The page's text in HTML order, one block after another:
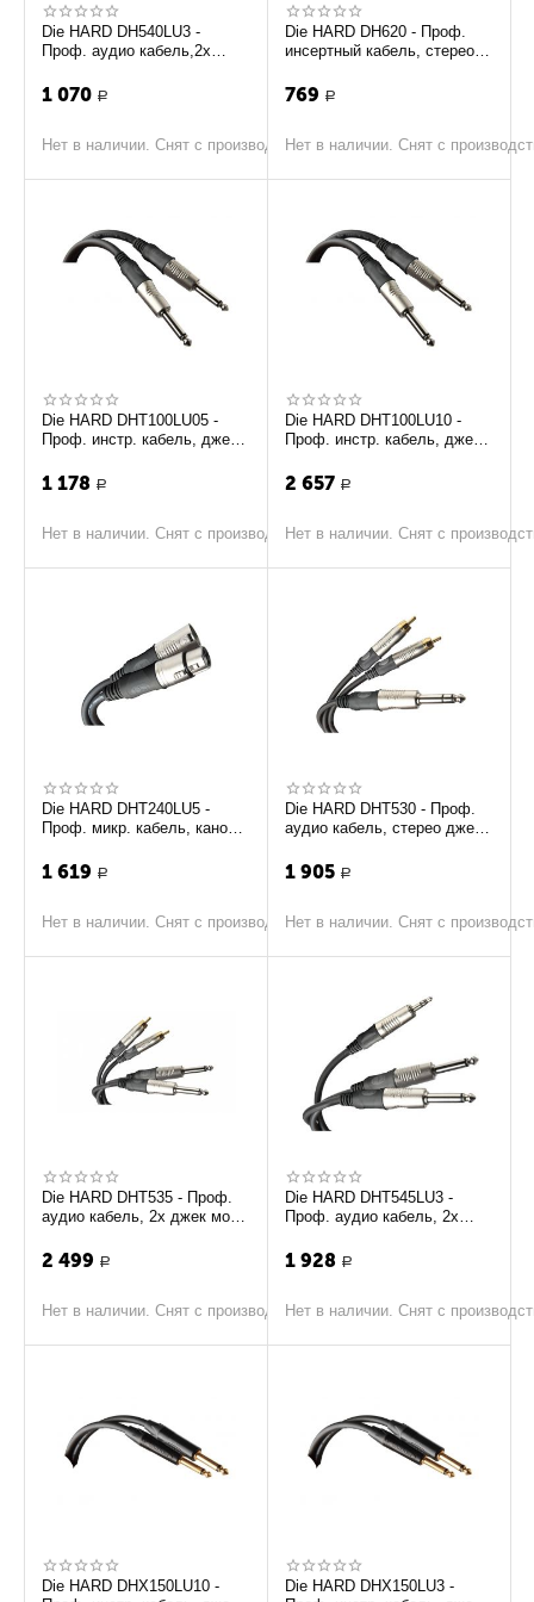
Die HARD DH540LU3 -
Проф. аудио кабель,2х
6.3мм, длина 3 м
1 070 Р
Нет в наличии. Снят с производства
Die HARD DH620 - Проф.
инсертный кабель, стерео
джек 6.3мм, д...
769 Р
Нет в наличии. Снят с
Die HARD DHT100LU05 -
Проф. инстр. кабель, джек
1 178 Р
Нет в наличии. Снят с производства
Die HARD DHT100LU10 -
Проф. инстр. кабель, джек
2 657 Р
Нет в наличии. Снят с
Die HARD DHT240LU5 -
Проф. микр. кабель, канон
длина - 5м
1 619 Р
Нет в наличии. Снят с производства
Die HARD DHT530 - Проф.
аудио кабель, стерео джек
1 905 Р
Нет в наличии. Снят с
Die HARD DHT535 - Проф.
аудио кабель, 2х джек моно
2 499 Р
Нет в наличии. Снят с производства
Die HARD DHT545LU3 -
Проф. аудио кабель, 2х
джек, длина 3м
1 928 Р
Нет в наличии. Снят с
Die HARD DHX150LU10 -
Die HARD DHX150LU3 -